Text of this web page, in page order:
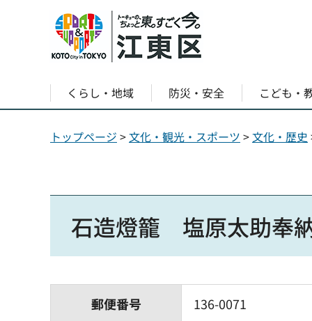
くらし・地域 防災・安全 こども・
トップページ >文化・観光・スポーツ >文化・歴史
石造燈籠 塩原太助奉
郵便番号 136-0071